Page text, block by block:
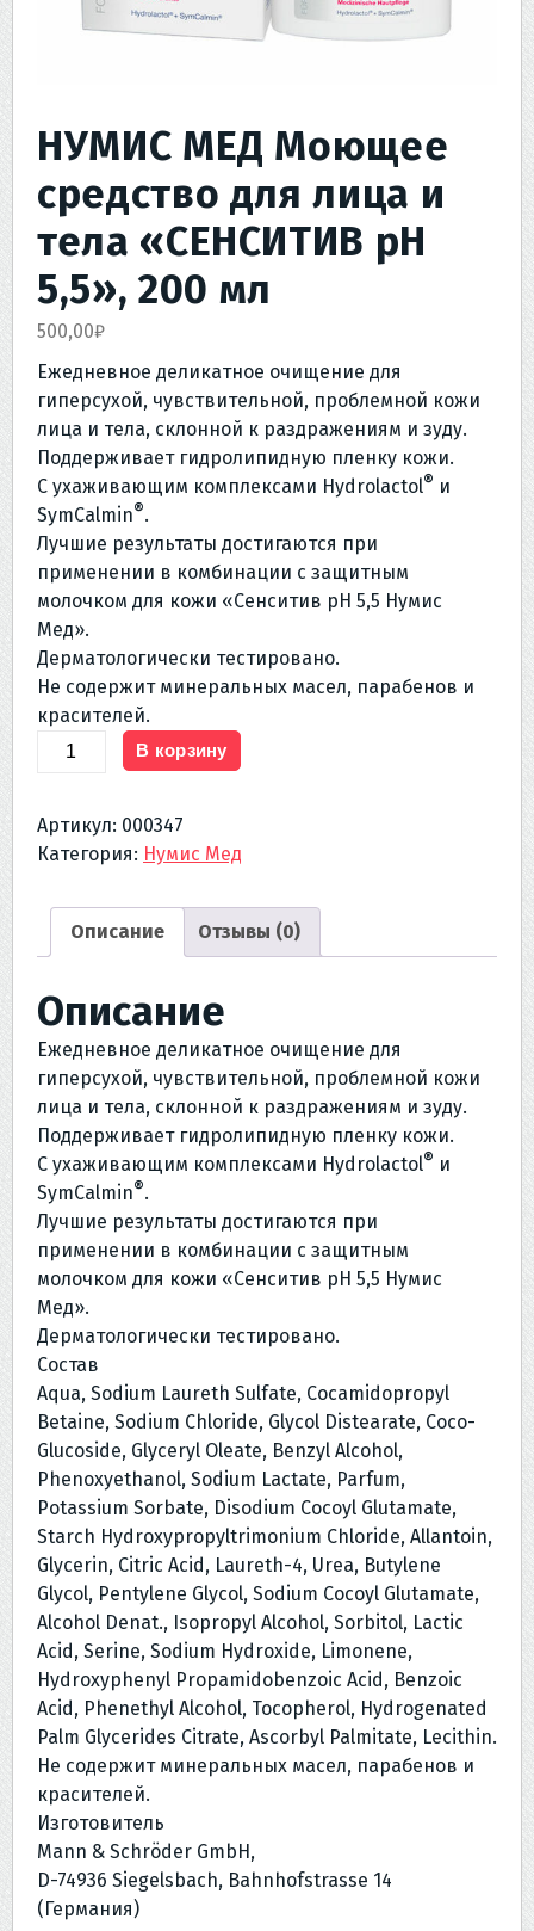
НУМИС МЕД Моющее
средство для лица и
тела «СЕНСИТИВ рН
5,5», 200 мл
500,00₽
Ежедневное деликатное очищение для
гиперсухой, чувствительной, проблемной кожи
лица и тела, склонной к раздражениям и зуду.
Поддерживает гидролипидную пленку кожи.
С ухаживающим комплексами Hydrolactol® и
SymCalmin®.
Лучшие результаты достигаются при
применении в комбинации с защитным
молочком для кожи «Сенситив рН 5,5 Нумис
Мед».
Дерматологически тестировано.
Не содержит минеральных масел, парабенов и
красителей.
Количество
МЕД
Моющее
для
лица
тела
«СЕНСИТИВ
рН
5,5»,
200
мл
В корзину
Артикул: 000347
Категория: Нумис Мед
Описание Отзывы (0)
Описание
Ежедневное деликатное очищение для
гиперсухой, чувствительной, проблемной кожи
лица и тела, склонной к раздражениям и зуду.
Поддерживает гидролипидную пленку кожи.
С ухаживающим комплексами Hydrolactol® и
SymCalmin®.
Лучшие результаты достигаются при
применении в комбинации с защитным
молочком для кожи «Сенситив рН 5,5 Нумис
Мед».
Дерматологически тестировано.
Состав
Aqua, Sodium Laureth Sulfate, Cocamidopropyl
Betaine, Sodium Chloride, Glycol Distearate, Coco-
Glucoside, Glyceryl Oleate, Benzyl Alcohol,
Phenoxyethanol, Sodium Lactate, Parfum,
Potassium Sorbate, Disodium Cocoyl Glutamate,
Starch Hydroxypropyltrimonium Chloride, Allantoin,
Glycerin, Citric Acid, Laureth-4, Urea, Butylene
Glycol, Pentylene Glycol, Sodium Cocoyl Glutamate,
Alcohol Denat., Isopropyl Alcohol, Sorbitol, Lactic
Acid, Serine, Sodium Hydroxide, Limonene,
Hydroxyphenyl Propamidobenzoic Acid, Benzoic
Acid, Phenethyl Alcohol, Tocopherol, Hydrogenated
Palm Glycerides Citrate, Ascorbyl Palmitate, Lecithin.
Не содержит минеральных масел, парабенов и
красителей.
Изготовитель
Mann & Schröder GmbH,
D-74936 Siegelsbach, Bahnhofstrasse 14
(Германия)